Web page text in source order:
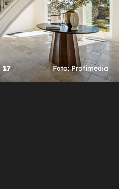
17 Foto: Profimedia